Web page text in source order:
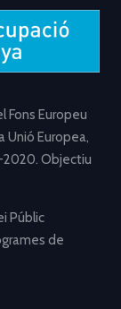
Fons Europeu
Unió Europea,
2020. Objectiu
Públic
de